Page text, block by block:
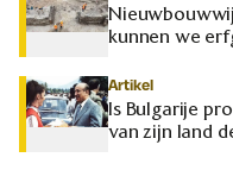
kunnen we
Artikel
Is Bulgarije
van zijn land